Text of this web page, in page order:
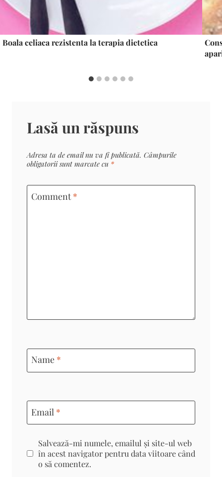
Boala celiaca rezistenta la terapia dietetica
Lasă un răspuns
Adresa ta de email nu va fi publicată. Câmpurile
obligatorii sunt marcate cu *
Comment*
Name *
Email *
Salvează-mi numele, emailul și site-ul web
în acest navigator pentru data viitoare când
o să comentez.